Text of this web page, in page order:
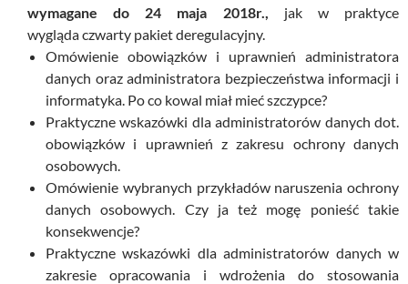
wymagane do 24 maja 2018r., jak w praktyce
wygląda czwarty pakiet deregulacyjny.
Omówienie obowiązków i uprawnień administratora
danych oraz administratora bezpieczeństwa informacji i
informatyka. Po co kowal miał mieć szczypce?
Praktyczne wskazówki dla administratorów danych dot.
obowiązków i uprawnień z zakresu ochrony danych
osobowych.
Omówienie wybranych przykładów naruszenia ochrony
danych osobowych. Czy ja też mogę ponieść takie
konsekwencje?
Praktyczne wskazówki dla administratorów danych w
zakresie opracowania i wdrożenia do stosowania